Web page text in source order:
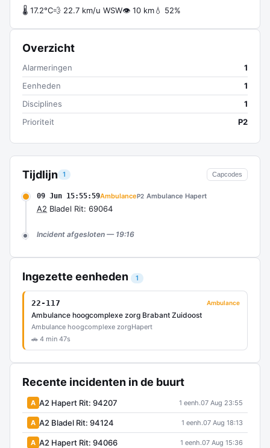
Tijdlijn 1 Capcodes
09 Jun 15:55:59AmbulanceP2 Ambulance Hapert
A2 Bladel Rit: 69064
Incident afgesloten — 19:16
Ingezette eenheden 1
22-117 Ambulance
Ambulance hoogcomplexe zorg Brabant Zuidoost
Ambulance hoogcomplexe zorgHapert
🚗 4 min 47s
Recente incidenten in de buurt
A A2 Hapert Rit: 94207 1 eenh.07 Aug 23:55
A A2 Bladel Rit: 94124 1 eenh.07 Aug 18:13
A A2 Hapert Rit: 94066 1 eenh.07 Aug 15:36
🌡 17.2°C💨 22.7 km/u WSW👁 10 km💧 52%
Overzicht
Alarmeringen
1
Eenheden
1
Disciplines
1
Prioriteit
P2